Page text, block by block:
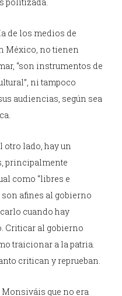
de los medios de
México, no tienen
“son instrumentos de
ni tampoco
audiencias, según sea
otro lado, hay un
principalmente
como “libres e
afines al gobierno
cuando hay
Criticar al gobierno
traicionar a la patria.
critican y reprueban.
que no era